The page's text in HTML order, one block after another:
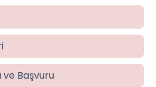
ve Başvuru